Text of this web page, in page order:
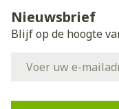
Nieuwsbrief
Blijf op de hoogte